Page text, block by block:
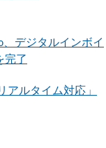
、デジタルインボイ
完了